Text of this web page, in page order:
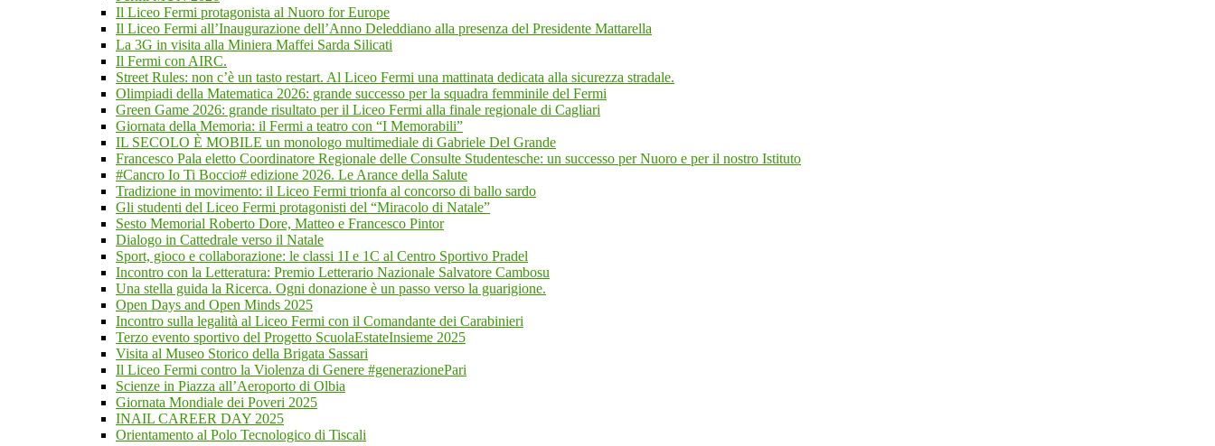
Il Liceo Fermi protagonista al Nuoro for Europe
Il Liceo Fermi all’Inaugurazione dell’Anno Deleddiano alla presenza del Presidente Mattarella
La 3G in visita alla Miniera Maffei Sarda Silicati
Il Fermi con AIRC.
Street Rules: non c’è un tasto restart. Al Liceo Fermi una mattinata dedicata alla sicurezza stradale.
Olimpiadi della Matematica 2026: grande successo per la squadra femminile del Fermi
Green Game 2026: grande risultato per il Liceo Fermi alla finale regionale di Cagliari
Giornata della Memoria: il Fermi a teatro con “I Memorabili”
IL SECOLO È MOBILE un monologo multimediale di Gabriele Del Grande
Francesco Pala eletto Coordinatore Regionale delle Consulte Studentesche: un successo per Nuoro e per il nostro Istituto
#Cancro Io Ti Boccio# edizione 2026. Le Arance della Salute
Tradizione in movimento: il Liceo Fermi trionfa al concorso di ballo sardo
Gli studenti del Liceo Fermi protagonisti del “Miracolo di Natale”
Sesto Memorial Roberto Dore, Matteo e Francesco Pintor
Dialogo in Cattedrale verso il Natale
Sport, gioco e collaborazione: le classi 1I e 1C al Centro Sportivo Pradel
Incontro con la Letteratura: Premio Letterario Nazionale Salvatore Cambosu
Una stella guida la Ricerca. Ogni donazione è un passo verso la guarigione.
Open Days and Open Minds 2025
Incontro sulla legalità al Liceo Fermi con il Comandante dei Carabinieri
Terzo evento sportivo del Progetto ScuolaEstateInsieme 2025
Visita al Museo Storico della Brigata Sassari
Il Liceo Fermi contro la Violenza di Genere #generazionePari
Scienze in Piazza all’Aeroporto di Olbia
Giornata Mondiale dei Poveri 2025
INAIL CAREER DAY 2025
Orientamento al Polo Tecnologico di Tiscali